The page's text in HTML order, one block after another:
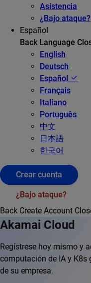
Asistencia
¿Bajo ataque?
Español
Back Language
English
Deutsch
Español
Français
Italiano
Português
中文
日本語
한국어
Crear cuenta
¿Bajo ataque?
Back Create Account
Akamai Cloud
Regístrese hoy mismo y
computación de IA y K8s
de su empresa.